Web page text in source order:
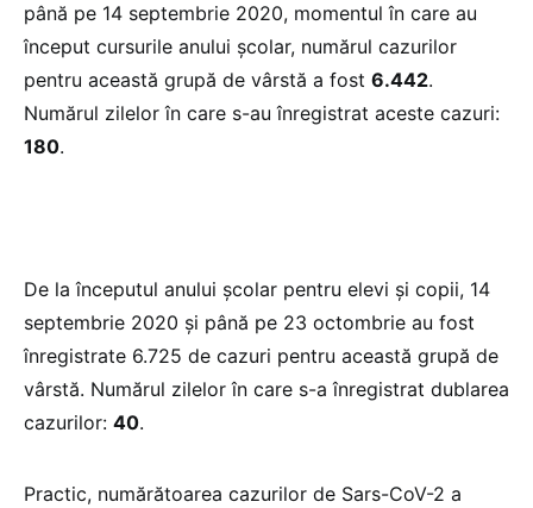
până pe 14 septembrie 2020, momentul în care au
început cursurile anului școlar, numărul cazurilor
pentru această grupă de vârstă a fost 6.442.
Numărul zilelor în care s-au înregistrat aceste cazuri:
180.
De la începutul anului școlar pentru elevi și copii, 14
septembrie 2020 și până pe 23 octombrie au fost
înregistrate 6.725 de cazuri pentru această grupă de
vârstă. Numărul zilelor în care s-a înregistrat dublarea
cazurilor: 40.
Practic, numărătoarea cazurilor de Sars-CoV-2 a